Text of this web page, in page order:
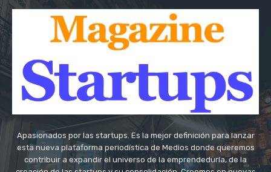
Apasionados por las startups. Es la mejor definición para lanzar
esta nueva plataforma periodística de Medios donde queremos
contribuir a expandir el universo de la emprendeduría, de la